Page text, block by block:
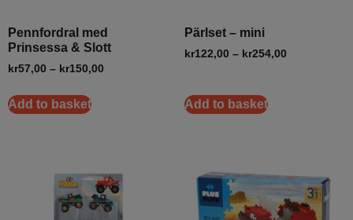
Pennfordral med
Prinsessa & Slott
kr57,00 – kr150,00
Add to basket
Pärlset – mini
kr122,00 – kr254,00
Add to basket